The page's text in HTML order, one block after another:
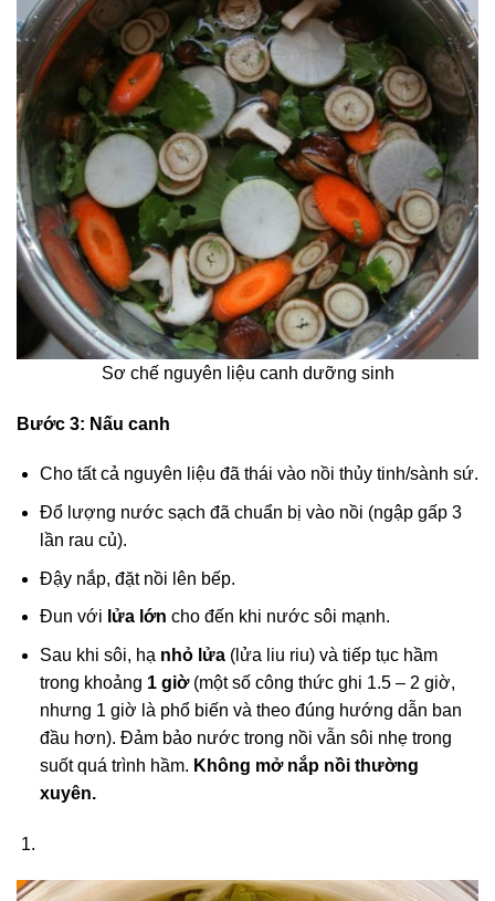
Sơ chế nguyên liệu canh dưỡng sinh
Bước 3: Nấu canh
Cho tất cả nguyên liệu đã thái vào nồi thủy tinh/sành sứ.
Đổ lượng nước sạch đã chuẩn bị vào nồi (ngập gấp 3
lần rau củ).
Đậy nắp, đặt nồi lên bếp.
Đun với lửa lớn cho đến khi nước sôi mạnh.
Sau khi sôi, hạ nhỏ lửa(lửa liu riu) và tiếp tục hầm
trong khoảng 1 giờ(một số công thức ghi 1.5 – 2 giờ,
nhưng 1 giờ là phổ biến và theo đúng hướng dẫn ban
đầu hơn). Đảm bảo nước trong nồi vẫn sôi nhẹ trong
suốt quá trình hầm. Không mở nắp nồi thường
xuyên.